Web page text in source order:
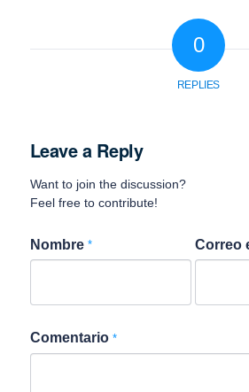
0
REPLIES
Leave a Reply
Want to join the discussion?
Feel free to contribute!
Nombre * Correo
Comentario *